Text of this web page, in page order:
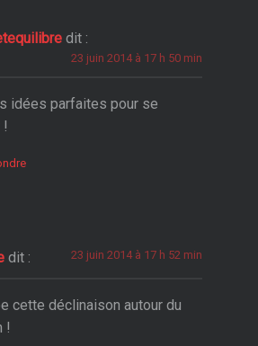
dit :
23 juin 2014 à 17 h 50 min
idées parfaites pour se
dit : 23 juin 2014 à 17 h 52 min
cette déclinaison autour du
!